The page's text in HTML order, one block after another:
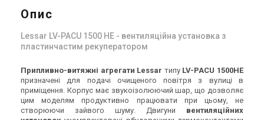
Опис
Lessar LV-PACU 1500 HE - вентиляційна установка з
пластинчастим рекуператором
Припливно-витяжні агрегати Lessar типу LV-PACU 1500HE
призначені для подачі очищеного повітря з вулиці в
приміщення. Корпус має звукоізолюючий шар, що дозволяє
цим моделям продуктивно працювати при цьому, не
створюючи зайвого шуму. Двигуни вентиляційних